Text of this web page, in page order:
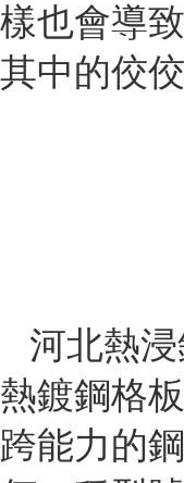
樣也會導
其中的佼佼
河北熱浸
熱鍍鋼格
跨能力的